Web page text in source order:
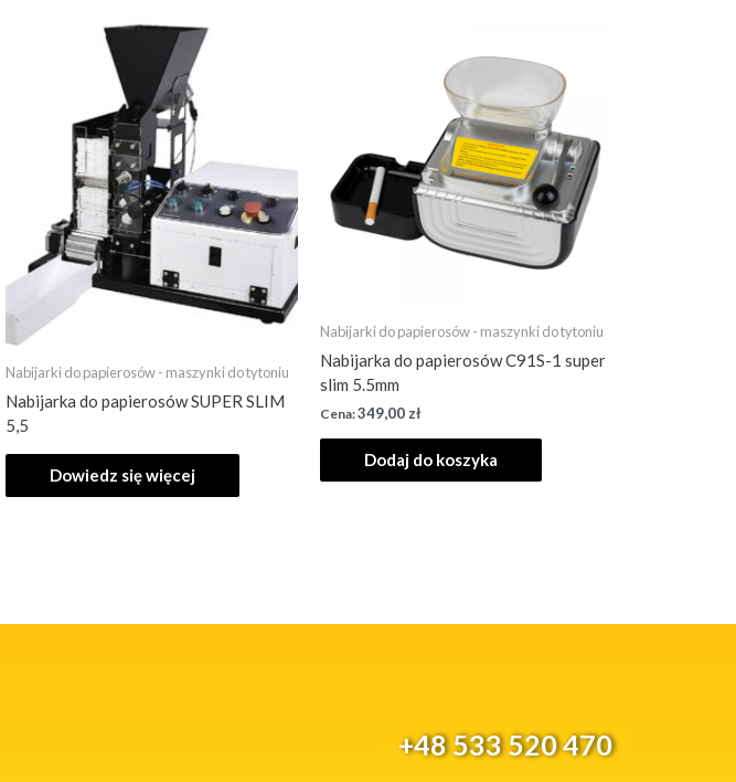
Nabijarki do papierosów - maszynki do tytoniu
Nabijarka do papierosów SUPER SLIM
5,5
Dowiedz się więcej
Nabijarki do papierosów - maszynki do tytoniu
Nabijarka do papierosów C91S-1 super
slim 5.5mm
349,00 zł
Dodaj do koszyka
+48 533 520 470